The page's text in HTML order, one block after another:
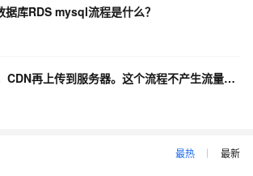
库RDS mysql流程是什么？
客户端上传到CDN，CDN再上传到服务器。这个流程不产生流量费？
最热 最新